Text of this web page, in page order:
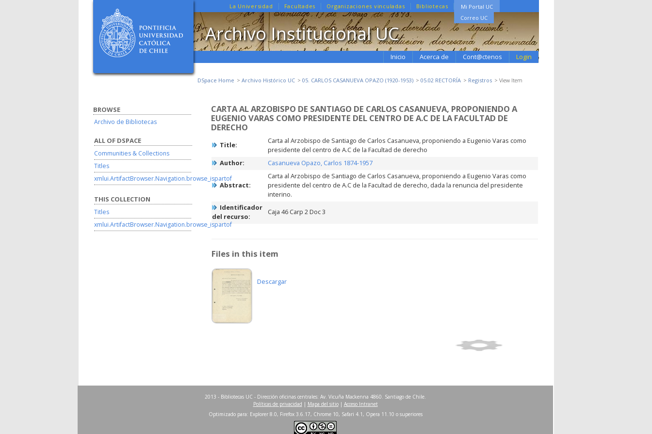
Mi Portal UC
Correo UC
La Universidad Facultades Organizaciones vinculadas Bibliotecas
Archivo Institucional UC
Login
Inicio Acerca de Cont@ctenos
DSpace Home Archivo Histórico UC 05. CARLOS CASANUEVA OPAZO (1920-1953) 05.02 RECTORÍA Registros View Item
CARTA AL ARZOBISPO DE SANTIAGO DE CARLOS CASANUEVA, PROPONIENDO A
EUGENIO VARAS COMO PRESIDENTE DEL CENTRO DE A.C DE LA FACULTAD DE
DERECHO
Title:
Carta al Arzobispo de Santiago de Carlos Casanueva, proponiendo a Eugenio Varas como
presidente del centro de A.C de la Facultad de derecho
Author:
Casanueva Opazo, Carlos 1874-1957
Abstract:
Carta al Arzobispo de Santiago de Carlos Casanueva, proponiendo a Eugenio Varas como
presidente del centro de A.C de la Facultad de derecho, dada la renuncia del presidente
interino.
Identificador
del recurso:
Caja 46 Carp 2 Doc 3
Files in this item
Descargar
Show full item record
BROWSE
Archivo de Bibliotecas
ALL OF DSPACE
Communities & Collections
Titles
xmlui.ArtifactBrowser.Navigation.browse_ispartof
THIS COLLECTION
Titles
xmlui.ArtifactBrowser.Navigation.browse_ispartof
2013 - Bibliotecas UC - Dirección oficinas centrales: Av. Vicuña Mackenna 4860. Santiago de Chile.
Políticas de privacidad | Mapa del sitio| Acceso Intranet
Optimizado para: Explorer 8.0, Firefox 3.6.17, Chrome 10, Safari 4.1, Opera 11.10 o superiores